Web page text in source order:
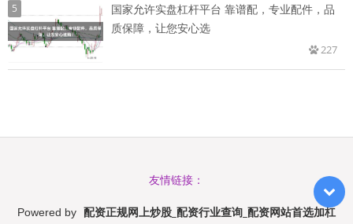
5
国家允许实盘杠杆平台 靠谱配，专业配件，品
质保障，让您安心选
227
友情链接：
Powered by 配资正规网上炒股_配资行业查询_配资网站首选加杠